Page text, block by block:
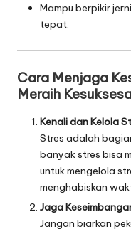
Mampu berpikir
tepat.
Cara Menjaga
Meraih
Kenali dan Kelola
Stres adalah
banyak stres bisa
untuk mengelola
menghabiskan
Jaga
Jangan biarkan